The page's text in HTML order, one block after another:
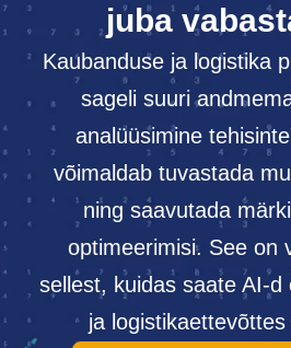
juba
Kaubanduse ja logistika
sageli suuri
analüüsimine
võimaldab tuvastada
ning saavutada
optimeerimisi. See on
sellest, kuidas saate AI-d
ja